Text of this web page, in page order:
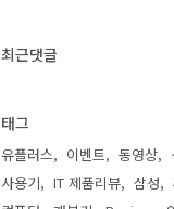
최근댓글
태그
유플러스 이벤트 동영상
사용기
IT 제품리뷰 삼성